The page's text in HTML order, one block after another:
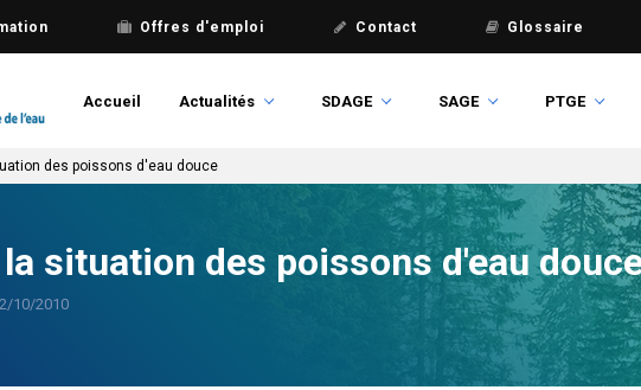
Offres d'emploi Contact Glossaire
Accueil Actualités SDAGE SAGE PTGE
des poissons d'eau douce
situation des poissons d'eau
10/2010